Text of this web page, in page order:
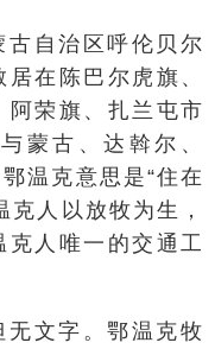
自治区呼伦贝尔
在陈巴尔虎旗、
荣旗、扎兰屯市
蒙古、达斡尔、
温克意思是“住在
人以放牧为生，
人唯一的交通工
文字。鄂温克牧